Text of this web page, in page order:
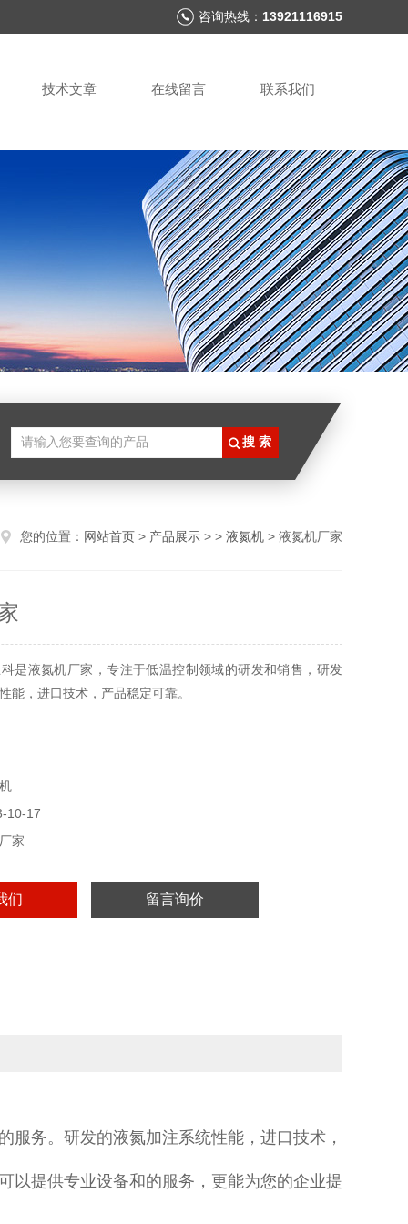
咨询热线： 13921116915
技术文章 在线留言 联系我们
您的位置： 网站首页 > 产品展示 > > 液氮机 > 液氮机厂家
是液氮机厂家，专注于低温控制领域的研发和销售，研发
能，进口技术，产品稳定可靠。
10-17
家
们 留言询价
服务。 研发的液氮加注系统性能，进口技术，
以提供专业设备和的服务，更能为您的企业提